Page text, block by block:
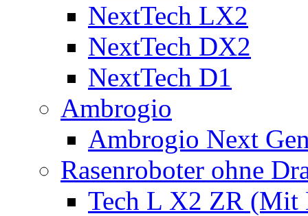
NextTech LX2
NextTech DX2
NextTech D1
Ambrogio
Ambrogio Next
Rasenroboter ohne
Tech L X2 ZR (Mit